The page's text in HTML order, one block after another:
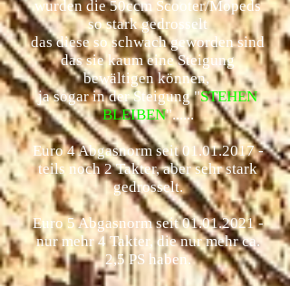
wurden die 50ccm Scooter/Mopeds
so stark gedrosselt
das diese so schwach geworden sind
das sie kaum eine Steigung
bewältigen können,
ja sogar in der Steigung "STEHEN
BLEIBEN"......
Euro 4 Abgasnorm seit01.01.2017-
teils noch 2 Takter, aber sehr stark
gedrosselt.
Euro 5 Abgasnorm seit01.01.2021-
nur mehr 4 Takter, die nur mehr ca.
2,5 PS haben.